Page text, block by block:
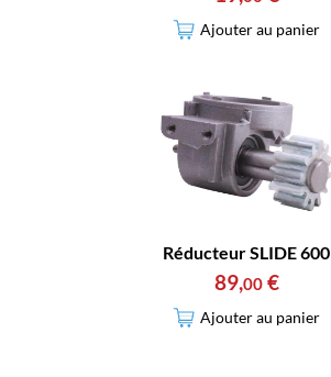
Ajouter au panier
Réducteur SLIDE 600
89,00 €
Ajouter au panier